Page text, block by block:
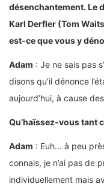
désenchantement. Le
Karl Derfler (Tom
est-ce que vous y
Adam : Je ne sais pas
disons qu’il dénonce
aujourd’hui, à cause
Qu’haïssez-vous tant
Adam : Euh… à peu
connais, je n’ai pas de
individuellement mais